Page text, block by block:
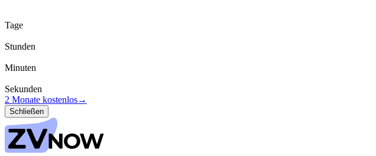
Tage
Stunden
Minuten
Sekunden
2 Monate kostenlos→
Schließen